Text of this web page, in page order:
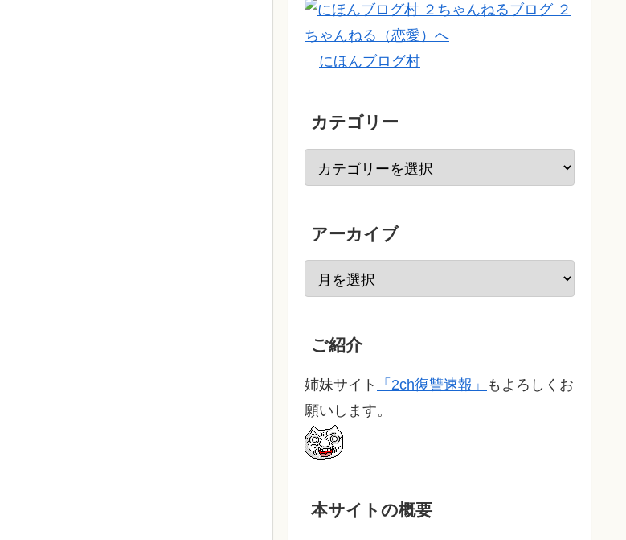
にほんブログ村
カテゴリー
アーカイブ
ご紹介
姉妹サイト 「2ch復讐速報」
もよろしくお
願いします。
本サイトの概要